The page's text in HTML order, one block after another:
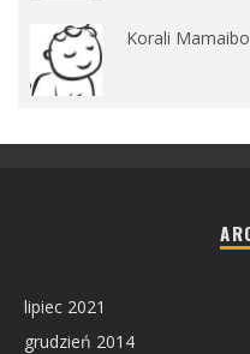
Korali
lipiec 2021
grudzień 2014